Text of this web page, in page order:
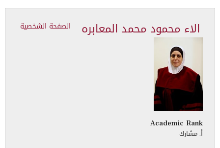
الاء محمود محمد المعابره الصفحة الشخصية
Academic Rank
أ. مشارك